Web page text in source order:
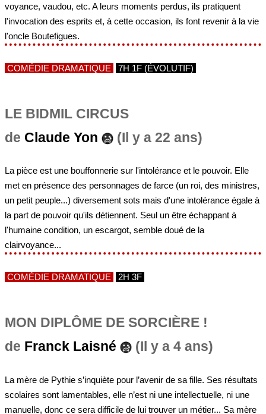
voyance, vaudou, etc. A leurs moments perdus, ils pratiquent
l'invocation des esprits et, à cette occasion, ils font revenir à la vie
l'oncle Boutefigues.
COMÉDIE DRAMATIQUE 7H 1F (ÉVOLUTIF)
LE BIDMIL CIRCUS
de Claude Yon (Il y a 22 ans)
La pièce est une bouffonnerie sur l'intolérance et le pouvoir. Elle
met en présence des personnages de farce (un roi, des ministres,
un petit peuple...) diversement sots mais d'une intolérance égale à
la part de pouvoir qu'ils détiennent. Seul un être échappant à
l'humaine condition, un escargot, semble doué de la
clairvoyance...
COMÉDIE DRAMATIQUE 2H 3F
MON DIPLÔME DE SORCIÈRE !
de Franck Laisné (Il y a 4 ans)
La mère de Pythie s’inquiète pour l’avenir de sa fille. Ses résultats
scolaires sont lamentables, elle n’est ni une intellectuelle, ni une
manuelle, donc ce sera difficile de lui trouver un métier... Sa mère